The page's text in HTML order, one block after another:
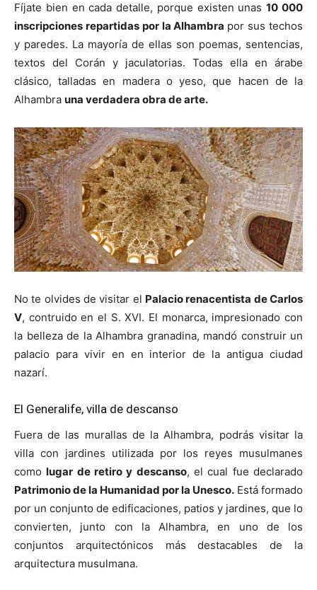
Fíjate bien en cada detalle, porque existen unas10 000
inscripciones repartidas por la Alhambra por sus techos
y paredes. La mayoría de ellas son poemas, sentencias,
textos del Corán y jaculatorias. Todas ella en árabe
clásico, talladas en madera o yeso, que hacen de la
Alhambra una verdadera obra de arte.
No te olvides de visitar el Palacio renacentista de Carlos
V, contruido en el S. XVI. El monarca, impresionado con
la belleza de la Alhambra granadina, mandó construir un
palacio para vivir en en interior de la antigua ciudad
nazarí.
El Generalife, villa de descanso
Fuera de las murallas de la Alhambra, podrás visitar la
villa con jardines utilizada por los reyes musulmanes
comolugar de retiro y descanso, el cual fue declarado
Patrimonio de la Humanidad por la Unesco. Está formado
por un conjunto de edificaciones, patios y jardines, que lo
convierten, junto con la Alhambra, en uno de los
conjuntos arquitectónicos más destacables de la
arquitectura musulmana.